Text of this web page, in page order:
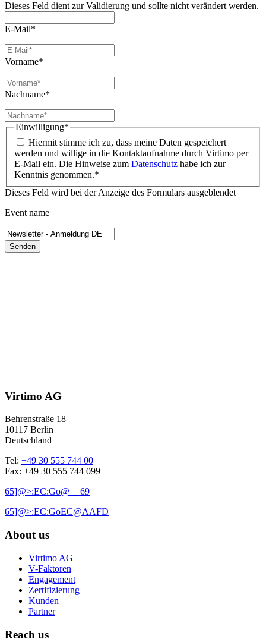
Dieses Feld dient zur Validierung und sollte nicht verändert werden.
E-Mail*
Vorname*
Nachname*
Einwilligung*
Hiermit stimme ich zu, dass meine Daten gespeichert
werden und willige in die Kontaktaufnahme durch Virtimo per
E-Mail ein. Die Hinweise zum Datenschutz habe ich zur
Kenntnis genommen.*
Dieses Feld wird bei der Anzeige des Formulars ausgeblendet
Event name
Senden
Virtimo AG
Behrenstraße 18
10117 Berlin
Deutschland
Tel: +49 30 555 744 00
Fax: +49 30 555 744 099
65]@>:EC:Go@==69
65]@>:EC:GoEC@AAFD
About us
Virtimo AG
V-Faktoren
Engagement
Zertifizierung
Kunden
Partner
Reach us